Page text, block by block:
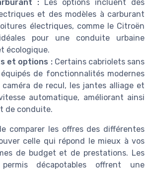
: Les options incluent des
et des modèles à carburant
électriques, comme le Citroën
pour une conduite urbaine
écologique.
et options :Certains cabriolets sans
de fonctionnalités modernes
de recul, les jantes alliage et
automatique, améliorant ainsi
de conduite.
comparer les offres des différentes
celle qui répond le mieux à vos
de budget et de prestations. Les
décapotables offrent une